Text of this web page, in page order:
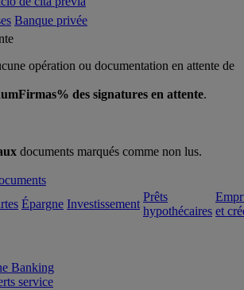
Banque privée
opération ou documentation en attente de
des signatures en attente.
documents marqués comme non lus.
Épargne Investissement
Prêts
hypothécaires et
Banking
service